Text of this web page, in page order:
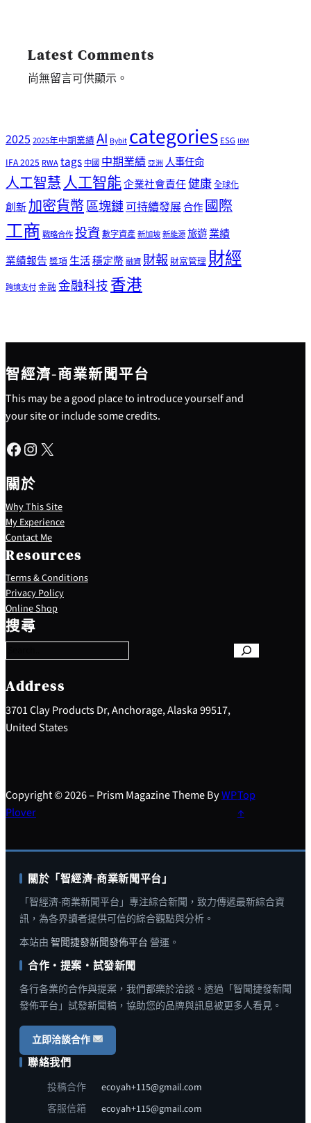
Latest Comments
尚無留言可供顯示。
20252025年中期業績AI Bybitcategories ESG IBM
IFA 2025 RWAtags 中國 中期業績 亞洲 人事任命
人工智慧人工智能企業社會責任健康全球化
創新加密貨幣區塊鏈可持續發展合作國際
工商 戰略合作投資數字資產新加坡新能源旅遊業績
業績報告 獎項生活穩定幣融資 財報 財富管理財經
跨境支付金融 金融科技香港
智經濟-商業新聞平台
This may be a good place to introduce yourself and
your site or include some credits.
Facebook Instagram X
關於
Why This Site
My Experience
Contact Me
Resources
Terms & Conditions
Privacy Policy
Online Shop
搜尋
S
e
a
c
h
Address
3701 Clay Products Dr, Anchorage, Alaska 99517,
United States
Copyright © 2026 – Prism Magazine Theme ByWP
Plover
Top
↑
關於「智經濟-商業新聞平台」
「智經濟-商業新聞平台」專注綜合新聞，致力傳遞最新綜合資
訊，為各界讀者提供可信的綜合觀點與分析。
本站由 智聞捷發新聞發佈平台 營運。
合作・提案・試發新聞
各行各業的合作與提案，我們都樂於洽談。透過「智聞捷發新聞
發佈平台」試發新聞稿，協助您的品牌與訊息被更多人看見。
立即洽談合作
聯絡我們
投稿合作
ecoyah+115@gmail.com
客服信箱
ecoyah+115@gmail.com